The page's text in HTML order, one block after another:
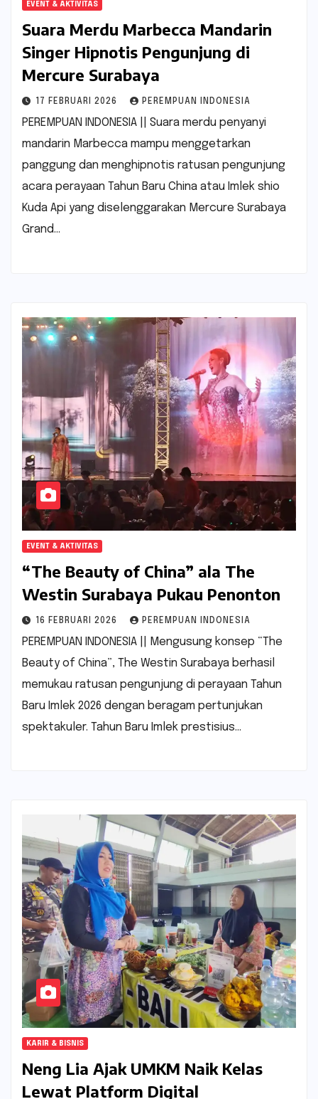
EVENT & AKTIVITAS
Suara Merdu Marbecca Mandarin
Singer Hipnotis Pengunjung di
Mercure Surabaya
17 FEBRUARI 2026 PEREMPUAN INDONESIA
PEREMPUAN INDONESIA || Suara merdu penyanyi
mandarin Marbecca mampu menggetarkan
panggung dan menghipnotis ratusan pengunjung
acara perayaan Tahun Baru China atau Imlek shio
Kuda Api yang diselenggarakan Mercure Surabaya
Grand…
EVENT & AKTIVITAS
“The Beauty of China” ala The
Westin Surabaya Pukau Penonton
16 FEBRUARI 2026 PEREMPUAN INDONESIA
PEREMPUAN INDONESIA || Mengusung konsep “The
Beauty of China”, The Westin Surabaya berhasil
memukau ratusan pengunjung di perayaan Tahun
Baru Imlek 2026 dengan beragam pertunjukan
spektakuler. Tahun Baru Imlek prestisius…
KARIR & BISNIS
Neng Lia Ajak UMKM Naik Kelas
Lewat Platform Digital